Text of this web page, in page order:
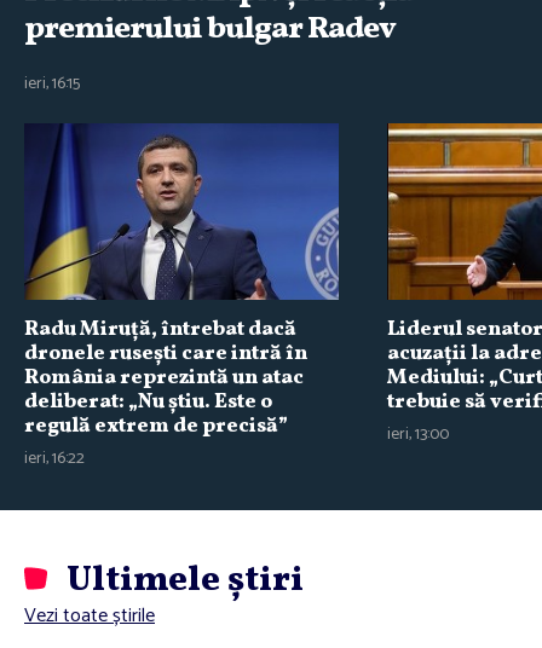
premierului bulgar Radev
ieri, 16:15
Radu Miruţă, întrebat dacă
dronele ruseşti care intră în
România reprezintă un atac
deliberat: „Nu ştiu. Este o
regulă extrem de precisă”
ieri, 16:22
Liderul
acuzaţii la
Mediului:
trebuie să
ieri, 13:00
Ultimele știri
Vezi toate știrile